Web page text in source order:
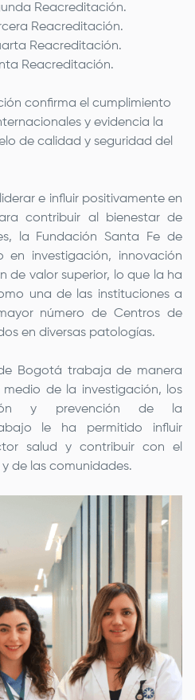
Reacreditación.
Reacreditación.
Reacreditación.
Reacreditación.
confirma el cumplimiento
y evidencia la
de calidad y seguridad del
e influir positivamente en
contribuir al bienestar de
la Fundación Santa Fe de
en investigación, innovación
de valor superior, lo que la ha
una de las instituciones a
número de Centros de
en diversas patologías.
Bogotá trabaja de manera
de la investigación, los
y prevención de la
le ha permitido influir
salud y contribuir con el
de las comunidades.